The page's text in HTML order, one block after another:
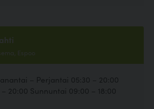
Espoo
– Perjantai 05:30 – 20:00
– 20:00 Sunnuntai 09:00 – 18:00